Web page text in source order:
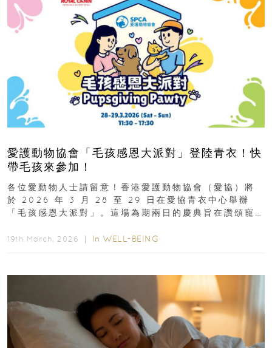
愛護動物協會「毛孩感恩大派對」登陸青衣！快
帶毛孩來參加！
各位愛動物人士請留意！香港愛護動物協會（愛協）將
於 2026 年 3 月 28 至 29 日在愛協青衣中心舉辦
「毛孩感恩大派對」。這場為期兩日的慶典旨在讚頌寵
19th March, 2026 ｜ In WELL-BEING